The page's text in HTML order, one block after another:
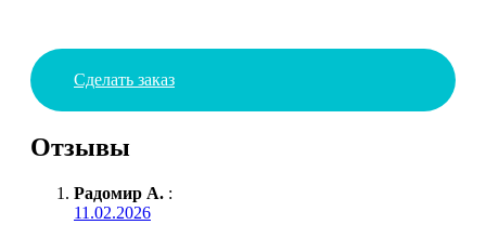
Сделать заказ
Отзывы
Радомир А. :
11.02.2026